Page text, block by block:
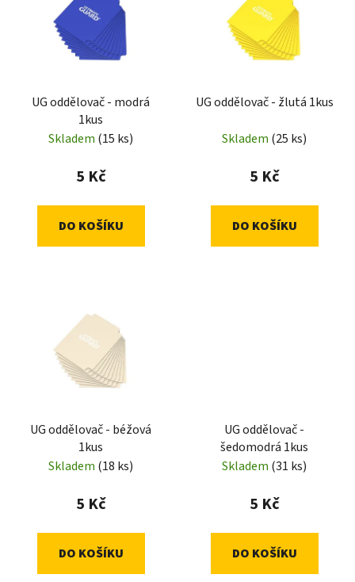
UG oddělovač - modrá
1kus
Skladem (15 ks)
5 Kč
DO KOŠÍKU
UG oddělovač - žlutá 1kus
Skladem (25 ks)
5 Kč
DO KOŠÍKU
UG oddělovač - béžová
1kus
Skladem (18 ks)
5 Kč
DO KOŠÍKU
UG oddělovač -
šedomodrá 1kus
Skladem (31 ks)
5 Kč
DO KOŠÍKU